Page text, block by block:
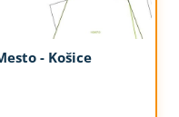
- Košice